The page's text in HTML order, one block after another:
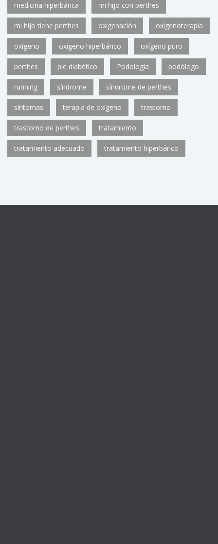
medicina hiperbárica mi hijo con perthes
mi hijo tiene perthes oxigenación oxigenoterapia
oxígeno oxígeno hiperbárico oxígeno puro
perthes pie diabético Podología podólogo
running síndrome síndrome de perthes
síntomas terapia de oxígeno trastorno
trastorno de perthes tratamiento
tratamiento adecuado tratamiento hiperbárico